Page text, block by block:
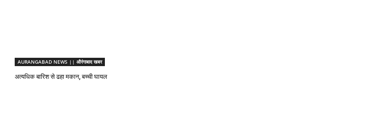
AURANGABAD NEWS || औरंगाबाद खबर
अत्यधिक बारिश से ढहा मकान, बच्ची घायल